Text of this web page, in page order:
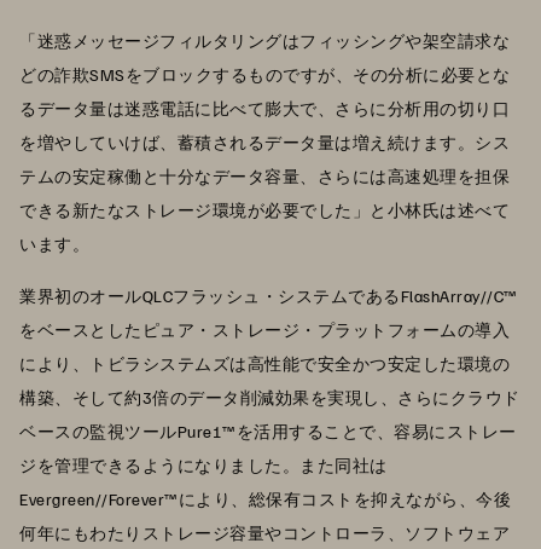
「迷惑メッセージフィルタリングはフィッシングや架空請求な
どの詐欺SMSをブロックするものですが、その分析に必要とな
るデータ量は迷惑電話に比べて膨大で、さらに分析用の切り口
を増やしていけば、蓄積されるデータ量は増え続けます。シス
テムの安定稼働と十分なデータ容量、さらには高速処理を担保
できる新たなストレージ環境が必要でした」と小林氏は述べて
います。
業界初のオールQLCフラッシュ・システムであるFlashArray//C™
をベースとしたピュア・ストレージ・プラットフォームの導入
により、トビラシステムズは高性能で安全かつ安定した環境の
構築、そして約3倍のデータ削減効果を実現し、さらにクラウド
ベースの監視ツールPure1™を活用することで、容易にストレー
ジを管理できるようになりました。また同社は
Evergreen//Forever™により、総保有コストを抑えながら、今後
何年にもわたりストレージ容量やコントローラ、ソフトウェア